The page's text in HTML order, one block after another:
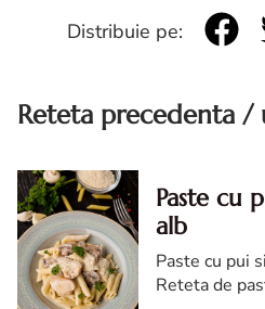
Distribuie pe:
Reteta precedenta /
Paste cu
alb
Paste cu pui
Reteta de